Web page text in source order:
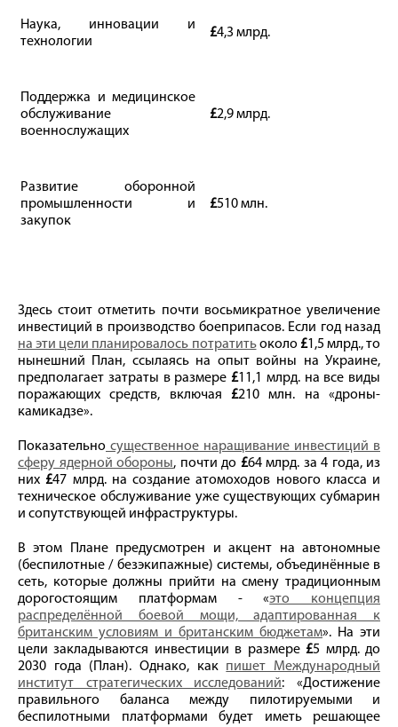
Наука, инновации и
технологии
£4,3 млрд.
Поддержка и медицинское
обслуживание
военнослужащих
£2,9 млрд.
Развитие оборонной
промышленности и
закупок
£510 млн.
Здесь стоит отметить почти восьмикратное увеличение
инвестиций в производство боеприпасов. Если год назад
на эти цели планировалось потратитьоколо£1,5 млрд., то
нынешний План, ссылаясь на опыт войны на Украине,
предполагает затраты в размере £11,1 млрд. на все виды
поражающих средств, включая £210 млн. на «дроны-
камикадзе».
Показательно существенное наращивание инвестиций в
сферу ядерной обороны, почти до £64 млрд. за 4 года, из
них£47 млрд. на создание атомоходов нового класса и
техническое обслуживание уже существующих субмарин
и сопутствующей инфраструктуры.
В этом Плане предусмотрен и акцент на автономные
(беспилотные / безэкипажные) системы, объединённые в
сеть, которые должны прийти на смену традиционным
дорогостоящим платформам - «это концепция
распределённой боевой мощи, адаптированная к
британским условиям и британским бюджетам». На эти
цели закладываются инвестиции в размере£5 млрд. до
2030 года (План). Однако, как пишет Международный
институт стратегических исследований: «Достижение
правильного баланса между пилотируемыми и
беспилотными платформами будет иметь решающее